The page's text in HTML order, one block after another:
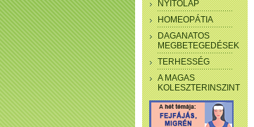
NYITÓLAP
HOMEOPÁTIA
DAGANATOS
MEGBETEGEDÉSEK
TERHESSÉG
A MAGAS
KOLESZTERINSZINT